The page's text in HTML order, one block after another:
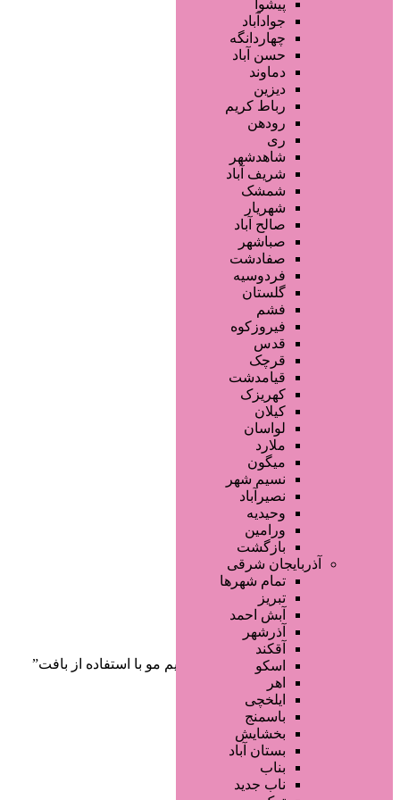
ماساژ و اسپا
خدمات لیزر و رفع موهای زائد
کلینیک های زیبایی پزشکی
آرایش دائم
خدمات مژه
سایر خدمات
پیشوا
جوادآباد
چهاردانگه
حسن آباد
دماوند
دیزین
رباط کریم
رودهن
ری
شاهدشهر
شریف آباد
شمشک
شهریار
صالح آباد
صباشهر
صفادشت
فردوسیه
گلستان
فشم
فیروزکوه
قدس
قرچک
قیامدشت
کهریزک
کیلان
لواسان
ملارد
میگون
نسیم شهر
نصیرآباد
وحیدیه
ورامین
بازگشت
آذربایجان شرقی
تمام شهر‌ها
تبریز
آبش احمد
آذرشهر
آقکند
اسکو
اهر
ایلخچی
باسمنج
بخشایش
بستان آباد
بناب
ناب جدید
صفحه اصلی
آگهی انبوه
طراحی سایت
صفحه اختصاصی
لیست سایتهای تبلیغاتی
دسته‌بندی‌ها
/ محصولات برچسب خورده “ترمیم مو با استفاده از بافت”